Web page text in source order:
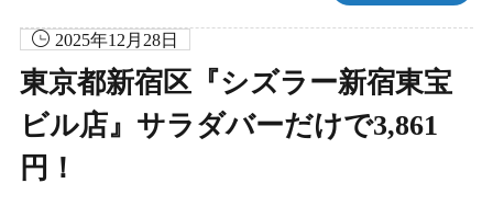
2025年12月28日
東京都新宿区『シズラー新宿東宝
ビル店』サラダバーだけで3,861
円！